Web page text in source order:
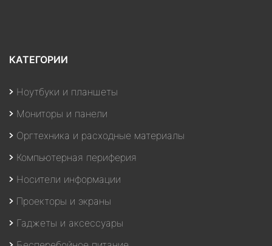
КАТЕГОРИИ
Ноутбуки и планшеты
Мониторы и панели
Оргтехника и расходные материалы
Компьютерная периферия
Носители информации
Проекторы и экраны
Гаджеты и аксессуары